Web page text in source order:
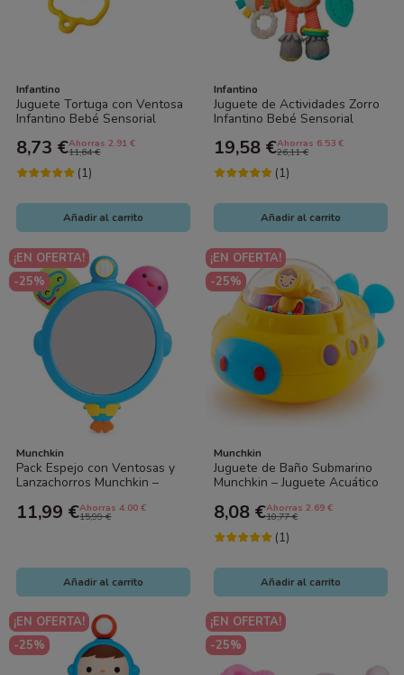
Infantino
Juguete Tortuga con Ventosa
Infantino Bebé Sensorial
8,73 €Ahorras 2.91 €
11,64 €
(1)
Añadir al carrito
Infantino
Juguete de Actividades Zorro
Infantino Bebé Sensorial
19,58 €Ahorras 6.53 €
26,11 €
(1)
Añadir al carrito
¡EN OFERTA!
-25%
Munchkin
Pack Espejo con Ventosas y
Lanzachorros Munchkin –
para Bebé
11,99 €Ahorras 4.00 €
15,99 €
Añadir al carrito
¡EN OFERTA!
-25%
Munchkin
Juguete de Baño Submarino
Munchkin – Juguete Acuático
Seguro
8,08 €Ahorras 2.69 €
10,77 €
(1)
Añadir al carrito
¡EN OFERTA!
-25%
¡EN OFERTA!
-25%